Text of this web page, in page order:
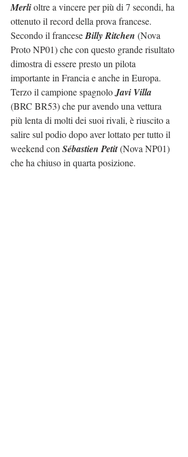
Merli oltre a vincere per più di 7 secondi, ha
ottenuto il record della prova francese.
Secondo il francese Billy Ritchen (Nova
Proto NP01) che con questo grande risultato
dimostra di essere presto un pilota
importante in Francia e anche in Europa.
Terzo il campione spagnolo Javi Villa
(BRC BR53) che pur avendo una vettura
più lenta di molti dei suoi rivali, è riuscito a
salire sul podio dopo aver lottato per tutto il
weekend con Sébastien Petit (Nova NP01)
che ha chiuso in quarta posizione.